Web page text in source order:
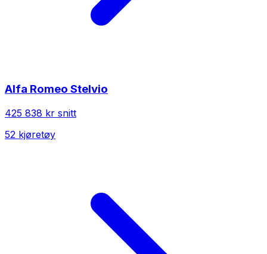
Alfa Romeo Stelvio
425 838 kr snitt
52 kjøretøy